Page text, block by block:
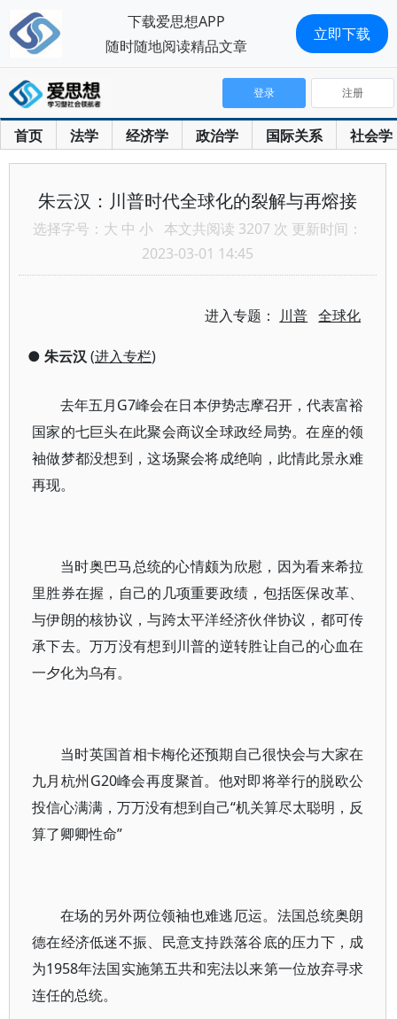
首页 法学 经济学 政治学 国际关系 社会学
登录 注册
朱云汉：川普时代全球化的裂解与再熔接
选择字号： 大 中 小 本文共阅读 3207 次 更新时间：
2023-03-01 14:45
进入专题： 川普 全球化
● 朱云汉 (进入专栏)
去年五月G7峰会在日本伊势志摩召开，代表富裕
国家的七巨头在此聚会商议全球政经局势。在座的领
袖做梦都没想到，这场聚会将成绝响，此情此景永难
再现。
当时奥巴马总统的心情颇为欣慰，因为看来希拉
里胜券在握，自己的几项重要政绩，包括医保改革、
与伊朗的核协议，与跨太平洋经济伙伴协议，都可传
承下去。万万没有想到川普的逆转胜让自己的心血在
一夕化为乌有。
当时英国首相卡梅伦还预期自己很快会与大家在
九月杭州G20峰会再度聚首。他对即将举行的脱欧公
投信心满满，万万没有想到自己“机关算尽太聪明，反
算了卿卿性命”
在场的另外两位领袖也难逃厄运。法国总统奥朗
德在经济低迷不振、民意支持跌落谷底的压力下，成
为1958年法国实施第五共和宪法以来第一位放弃寻求
连任的总统。
下载爱思想APP
随时随地阅读精品文章
立即下载